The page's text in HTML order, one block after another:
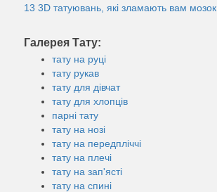
13 3D татуювань, які зламають вам мозок
Галерея Тату:
тату на руці
тату рукав
тату для дівчат
тату для хлопців
парні тату
тату на нозі
тату на передпліччі
тату на плечі
тату на зап'ясті
тату на спині